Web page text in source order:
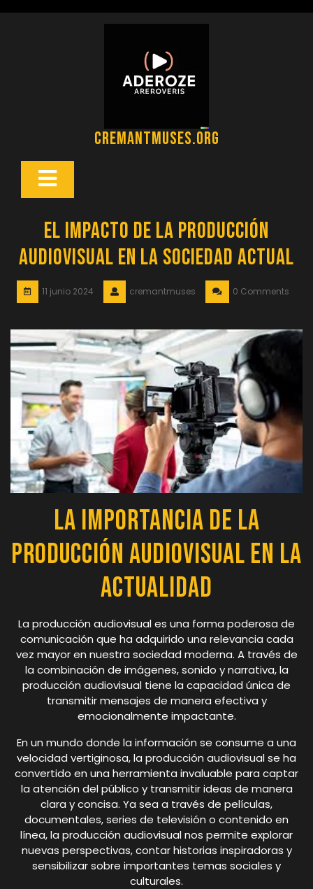
cremantmuses.org
Botón
El Impacto de la Producción
Audiovisual en la Sociedad Actual
11 junio 2024 cremantmuses 0 Comments
La Importancia de la
Producción Audiovisual en la
Actualidad
La producción audiovisual es una forma poderosa de
comunicación que ha adquirido una relevancia cada
vez mayor en nuestra sociedad moderna. A través de
la combinación de imágenes, sonido y narrativa, la
producción audiovisual tiene la capacidad única de
transmitir mensajes de manera efectiva y
emocionalmente impactante.
En un mundo donde la información se consume a una
velocidad vertiginosa, la producción audiovisual se ha
convertido en una herramienta invaluable para captar
la atención del público y transmitir ideas de manera
clara y concisa. Ya sea a través de películas,
documentales, series de televisión o contenido en
línea, la producción audiovisual nos permite explorar
nuevas perspectivas, contar historias inspiradoras y
sensibilizar sobre importantes temas sociales y
culturales.